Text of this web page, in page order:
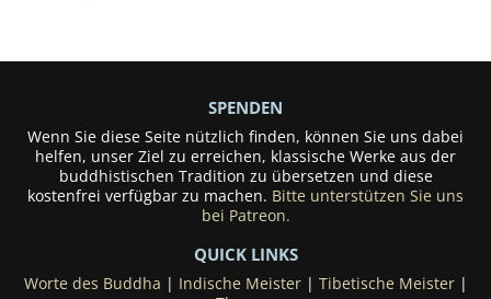
SPENDEN
Wenn Sie diese Seite nützlich finden, können Sie uns dabei
helfen, unser Ziel zu erreichen, klassische Werke aus der
buddhistischen Tradition zu übersetzen und diese
kostenfrei verfügbar zu machen. Bitte unterstützen Sie uns
bei Patreon.
QUICK LINKS
Worte des Buddha | Indische Meister| Tibetische Meister|